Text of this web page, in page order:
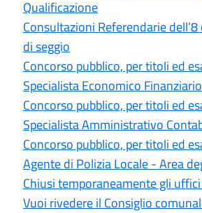
Qualificazione
Consultazioni Referendarie
di seggio
Concorso pubblico, per titoli ed
Specialista Economico
Concorso pubblico, per titoli ed
Specialista Amministrativo
Concorso pubblico, per titoli ed
Agente di Polizia Locale - Area
Chiusi temporaneamente gli
Vuoi rivedere il Consiglio